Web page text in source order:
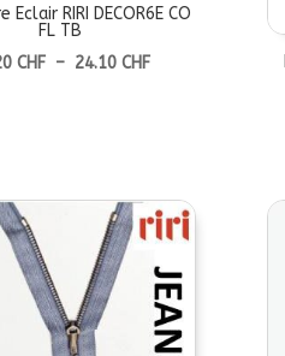
Eclair RIRI DECOR6E CO
FL TB
CHF – 24.10CHFPlage
24.10 CHF